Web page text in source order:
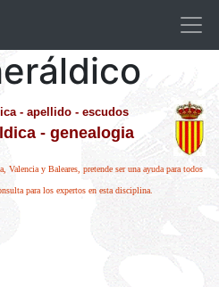
- apellido - escudos
- genealogia
Valencia y Baleares, pretende ser una ayuda para todos
para los expertos en esta disciplina.